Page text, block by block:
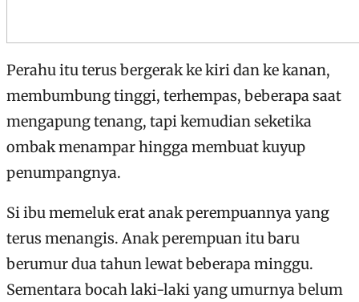
Perahu itu terus bergerak ke kiri dan ke kanan,
membumbung tinggi, terhempas, beberapa saat
mengapung tenang, tapi kemudian seketika
ombak menampar hingga membuat kuyup
penumpangnya.
Si ibu memeluk erat anak perempuannya yang
terus menangis. Anak perempuan itu baru
berumur dua tahun lewat beberapa minggu.
Sementara bocah laki-laki yang umurnya belum